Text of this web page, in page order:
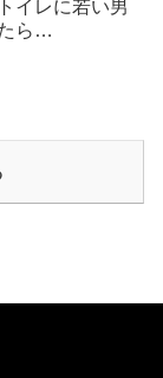
イレに若い男
ら…